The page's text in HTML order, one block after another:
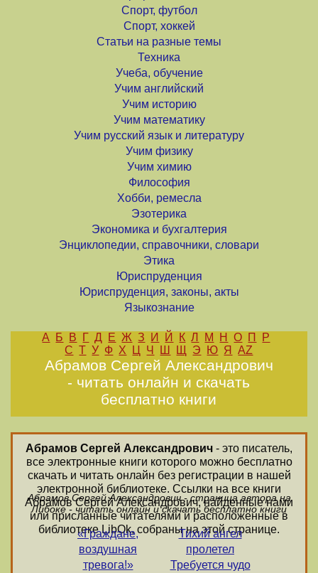
Спорт, футбол
Спорт, хоккей
Статьи на разные темы
Техника
Учеба, обучение
Учим английский
Учим историю
Учим математику
Учим русский язык и литературу
Учим физику
Учим химию
Философия
Хобби, ремесла
Эзотерика
Экономика и бухгалтерия
Энциклопедии, справочники, словари
Этика
Юриспруденция
Юриспруденция, законы, акты
Языкознание
А Б В Г Д Е Ж З И Й К Л М Н О П
Р
С Т У Ф Х Ц Ч Ш Щ Э Ю Я AZ
Абрамов Сергей Александрович
- читать онлайн и скачать
бесплатно книги
Абрамов Сергей Александрович - это писатель,
все электронные книги которого можно бесплатно
скачать и читать онлайн без регистрации в нашей
электронной библиотеке. Ссылки на все книги
Абрамов Сергей Александрович, найденные нами
или присланные читателями и расположенные в
библиотеке LibOk, собраны на этой странице.
Абрамов Сергей Александрович - страница автора на
Либоке - читать онлайн и скачать бесплатно книги
«Граждане,
воздушная
тревога!»
Тихий ангел
пролетел
Требуется чудо